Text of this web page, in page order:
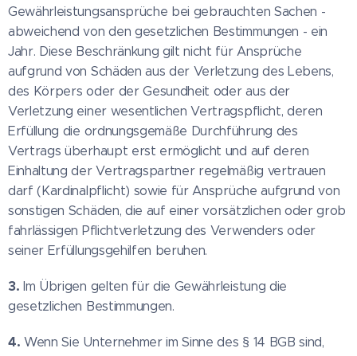
Gewährleistungsansprüche bei gebrauchten Sachen -
abweichend von den gesetzlichen Bestimmungen - ein
Jahr. Diese Beschränkung gilt nicht für Ansprüche
aufgrund von Schäden aus der Verletzung des Lebens,
des Körpers oder der Gesundheit oder aus der
Verletzung einer wesentlichen Vertragspflicht, deren
Erfüllung die ordnungsgemäße Durchführung des
Vertrags überhaupt erst ermöglicht und auf deren
Einhaltung der Vertragspartner regelmäßig vertrauen
darf (Kardinalpflicht) sowie für Ansprüche aufgrund von
sonstigen Schäden, die auf einer vorsätzlichen oder grob
fahrlässigen Pflichtverletzung des Verwenders oder
seiner Erfüllungsgehilfen beruhen.
3. Im Übrigen gelten für die Gewährleistung die
gesetzlichen Bestimmungen.
4. Wenn Sie Unternehmer im Sinne des § 14 BGB sind,